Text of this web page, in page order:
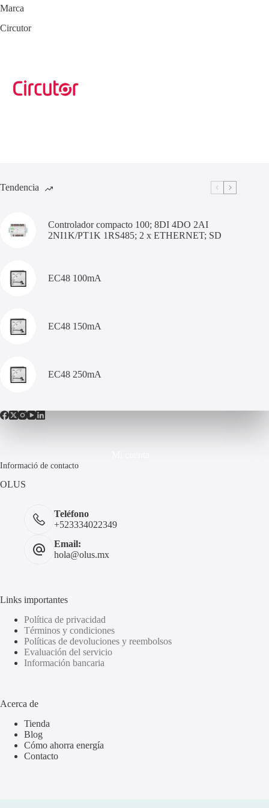
Marca
Circutor
Tendencia
Controlador compacto 100; 8DI 4DO 2AI
2NI1K/PT1K 1RS485; 2 x ETHERNET; SD
EC48 100mA
EC48 150mA
EC48 250mA
Informació de contacto
OLUS
Teléfono
+523334022349
Email:
hola@olus.mx
Links importantes
Política de privacidad
Términos y condiciones
Políticas de devoluciones y reembolsos
Evaluación del servicio
Información bancaria
Acerca de
Tienda
Blog
Cómo ahorra energía
Contacto